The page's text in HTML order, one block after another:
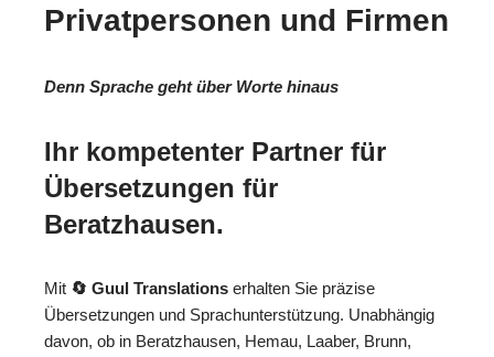
Privatpersonen und Firmen
Denn Sprache geht über Worte hinaus
Ihr kompetenter Partner für
Übersetzungen für
Beratzhausen.
Mit 🔄 Guul Translations erhalten Sie präzise
Übersetzungen und Sprachunterstützung. Unabhängig
davon, ob in Beratzhausen, Hemau, Laaber, Brunn,